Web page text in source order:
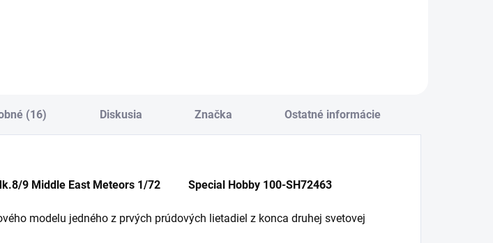
(16) Diskusia Značka Ostatné informácie
9 Middle East Meteors 1/72 Special Hobby 100-SH72463
modelu jedného z prvých prúdových lietadiel z konca druhej svetovej